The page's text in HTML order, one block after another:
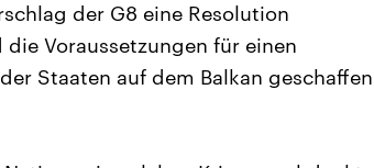
der G8 eine Resolution
Voraussetzungen für einen
Staaten auf dem Balkan geschaffen